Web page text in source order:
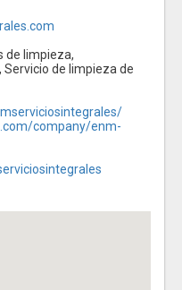
de limpieza,
de limpieza de
company/enm-